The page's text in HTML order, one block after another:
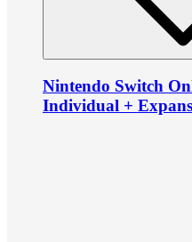
Nintendo Switch
Individual +